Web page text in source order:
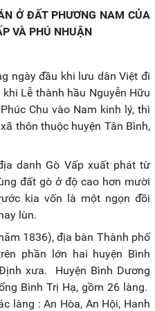
Ở ĐẤT PHƯƠNG NAM CỦA
VÀ PHÚ NHUẬN
ngày đầu khi lưu dân Việt đi
Lễ thành hầu Nguyễn Hữu
Chu vào Nam kinh lý, thì
thôn thuộc huyện Tân Bình,
danh Gò Vấp xuất phát từ
đất gò ở độ cao hơn mười
kia vốn là một ngọn đồi
lùn.
1836), địa bàn Thành phố
phần lớn hai huyện Bình
xưa. Huyện Bình Dương
Bình Trị Hạ, gồm 26 làng.
làng : An Hòa, An Hội, Hanh